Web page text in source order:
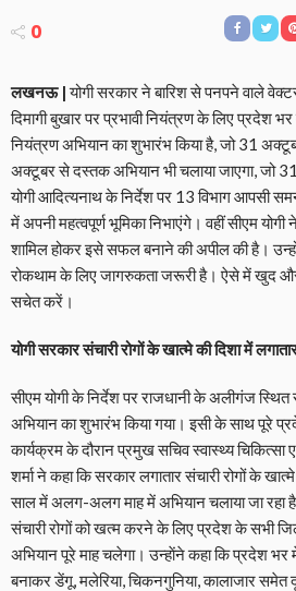
0
लखनऊ |योगी सरकार ने बारिश से पनपने वाले
दिमागी बुखार पर प्रभावी नियंत्रण के लिए प्रदेश
नियंत्रण अभियान का शुभारंभ किया है, जो 31
अक्टूबर से दस्तक अभियान भी चलाया जाएगा, जो
योगी आदित्यनाथ के निर्देश पर 13 विभाग आपसी
में अपनी महत्वपूर्ण भूमिका निभाएंगे। वहीं सीएम
शामिल होकर इसे सफल बनाने की अपील की है।
रोकथाम के लिए जागरुकता जरूरी है। ऐसे में खुद और
सचेत करें।
योगी सरकार संचारी रोगों के खात्मे की दिशा में
सीएम योगी के निर्देश पर राजधानी के अलीगंज स्थित
अभियान का शुभारंभ किया गया। इसी के साथ पूरे
कार्यक्रम के दौरान प्रमुख सचिव स्वास्थ्य चिकित्सा
शर्मा ने कहा कि सरकार लगातार संचारी रोगों के
साल में अलग-अलग माह में अभियान चलाया जा रहा
संचारी रोगों को खत्म करने के लिए प्रदेश के सभी
अभियान पूरे माह चलेगा। उन्हाेंने कहा कि प्रदेश
बनाकर डेंगू, मलेरिया, चिकनगुनिया, कालाजार समेत